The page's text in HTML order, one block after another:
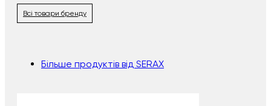
Всі товари бренду
Більше продуктів від SERAX